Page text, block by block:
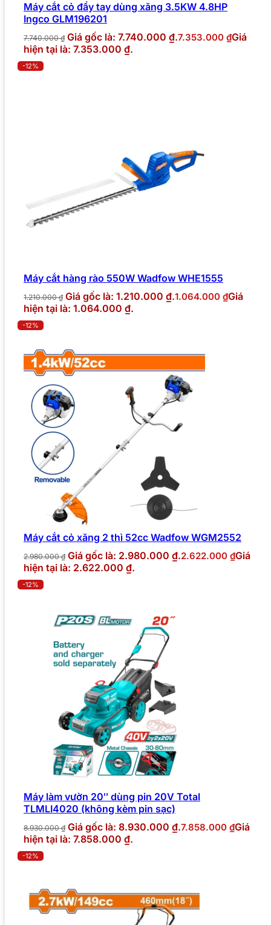
Máy cắt cỏ đẩy tay dùng xăng 3.5KW 4.8HP
Ingco GLM196201
7.740.000₫ Giá gốc là: 7.740.000 ₫.7.353.000 ₫Giá
hiện tại là: 7.353.000 ₫.
-12%
Máy cắt hàng rào 550W Wadfow WHE1555
1.210.000₫ Giá gốc là: 1.210.000 ₫.1.064.000 ₫Giá
hiện tại là: 1.064.000 ₫.
-12%
Máy cắt cỏ xăng 2 thì 52cc Wadfow WGM2552
2.980.000₫ Giá gốc là: 2.980.000 ₫.2.622.000 ₫Giá
hiện tại là: 2.622.000 ₫.
-12%
Máy làm vườn 20″ dùng pin 20V Total
TLMLI4020 (không kèm pin sạc)
8.930.000₫ Giá gốc là: 8.930.000 ₫.7.858.000 ₫Giá
hiện tại là: 7.858.000 ₫.
-12%